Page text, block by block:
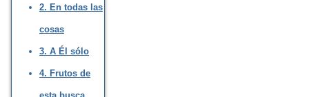
2. En todas las
cosas
3. A Él sólo
4. Frutos de